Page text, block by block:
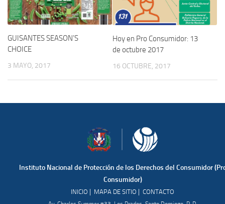
GUISANTES SEASON’S
CHOICE
3 MAYO, 2017
Hoy en Pro Consumidor: 13
de octubre 2017
16 OCTUBRE, 2017
Instituto Nacional de Protección de los Derechos del Consumidor
Consumidor)
INICIO | MAPA DE SITIO | CONTACTO